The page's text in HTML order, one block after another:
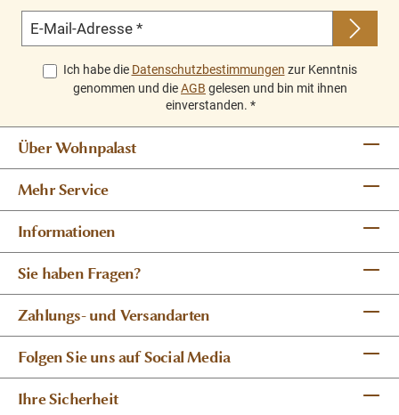
E-Mail-Adresse *
Ich habe die Datenschutzbestimmungen zur Kenntnis
genommen und dieAGB gelesen und bin mit ihnen
einverstanden. *
Über Wohnpalast
Mehr Service
Informationen
Sie haben Fragen?
Zahlungs- und Versandarten
Folgen Sie uns auf Social Media
Ihre Sicherheit